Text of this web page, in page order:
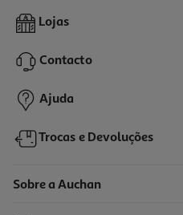
Iogurte Auchan Copo De Vidro
0,98 €
Lojas
Contacto
Ajuda
Trocas e Devoluções
Sobre a Auchan